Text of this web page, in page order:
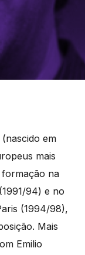
(nascido em
mais
formação na
94) e no
(1994/98),
Mais
Emilio